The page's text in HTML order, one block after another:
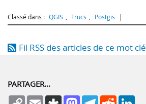
Classé dans : QGIS , Trucs , Postgis
Fil RSS des articles de ce mot clé
PARTAGER...
Copy Email DiasporaMastodonTelegram
Reddit